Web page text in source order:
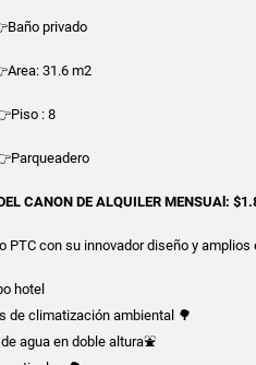
privado
31.6 m2
: 8
CANON DE ALQUILER MENSUAl:
PTC con su innovador diseño y
hotel
de climatización ambiental 🌳
agua en doble altura⛲